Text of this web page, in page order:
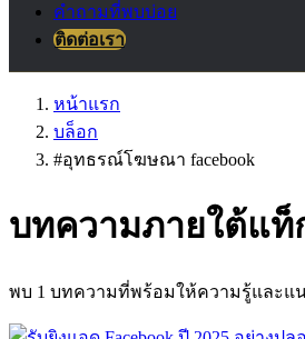
คำถามที่พบบ่อย
ติดต่อเรา
หน้าแรก
บล็อก
#อุทธรณ์โฆษณา facebook
บทความภายใต้แท็
พบ 1 บทความที่พร้อมให้ความรู้และแน